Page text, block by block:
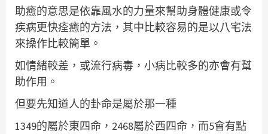
助癒的意思是依靠風水的力量來幫助身體健康或令
疾病更快痊癒的方法，其中比較容易的是以八宅法
來操作比較簡單。
如情緒較差，或流行病毒，小病比較多的亦會有幫
助作用。
但要先知道人的卦命是屬於那一種
1349的屬於東四命，2468屬於西四命，而5會有點